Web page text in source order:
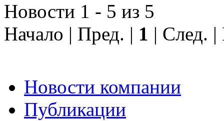
Новости 1 - 5 из 5
Начало | Пред. | 1 | След.
Новости компании
Публикации